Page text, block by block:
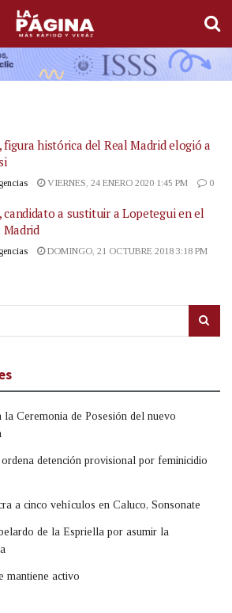
figura histórica del Real Madrid elogió a
VIERNES, 24 ENERO 2020 1:45 PM 0
candidato a sustituir a Lopetegui en el
Madrid
DOMINGO, 21 OCTUBRE 2018 3:18 PM
Ceremonia de Posesión del nuevo
detención provisional por feminicidio
a cinco vehículos en Caluco, Sonsonate
de la Espriella por asumir la
mantiene activo